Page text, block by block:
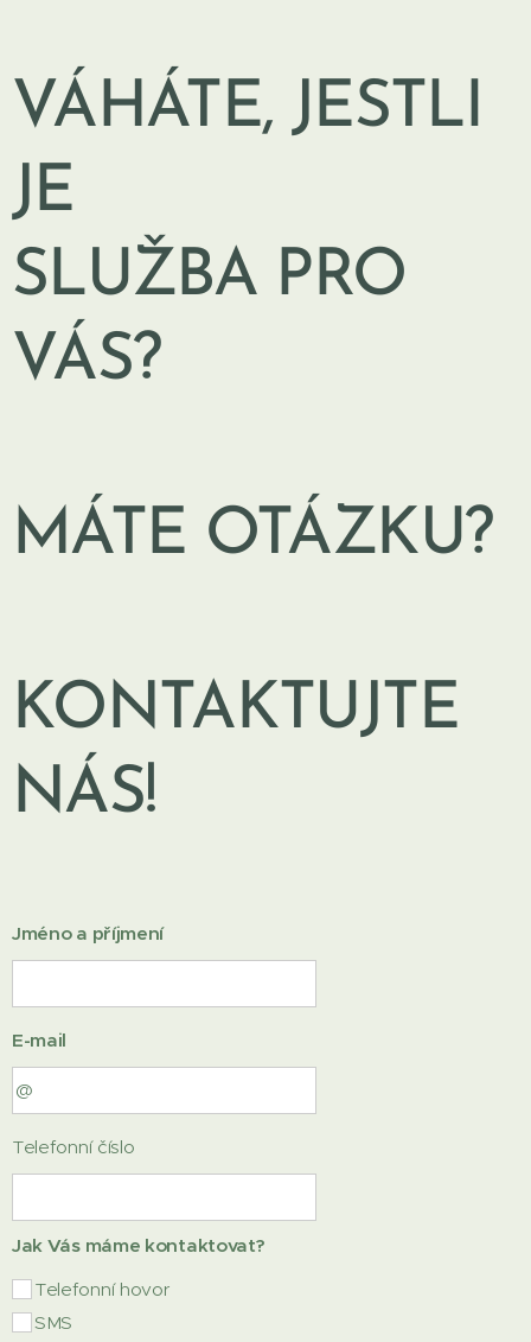
VÁHÁTE, JESTLI
JE
SLUŽBA PRO
VÁS?
MÁTE OTÁZKU?
KONTAKTUJTE
NÁS!
Jméno a příjmení
E-mail
Telefonní číslo
Jak Vás máme kontaktovat?
Telefonní hovor
SMS